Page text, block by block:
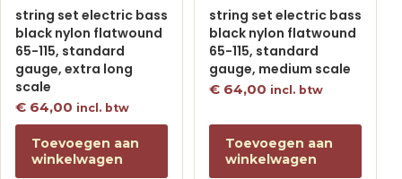
string set electric bass
black nylon flatwound
65-115, standard
gauge, extra long
scale
€ 64,00 incl. btw
Toevoegen aan
winkelwagen
string set electric bass
black nylon flatwound
65-115, standard
gauge, medium scale
€ 64,00 incl. btw
Toevoegen aan
winkelwagen